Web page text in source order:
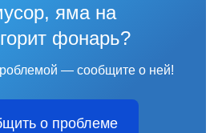
яма на
фонарь?
— сообщите о ней!
о проблеме